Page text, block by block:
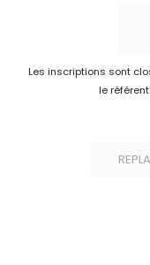
Les inscriptions sont
le